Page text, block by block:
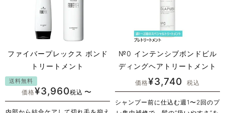
ファイバープレックス ボンド
トリートメント
送料無料
価格¥3,960税込 〜
№0 インテンシブボンドビル
ディングヘアトリートメント
価格¥3,740 税込
シャンプー前に仕込む週1〜2回のプ